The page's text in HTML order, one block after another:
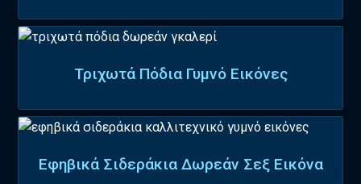
Τριχωτά Πόδια Γυμνό Εικόνες
Εφηβικά Σιδεράκια Δωρεάν Σεξ Εικόνα